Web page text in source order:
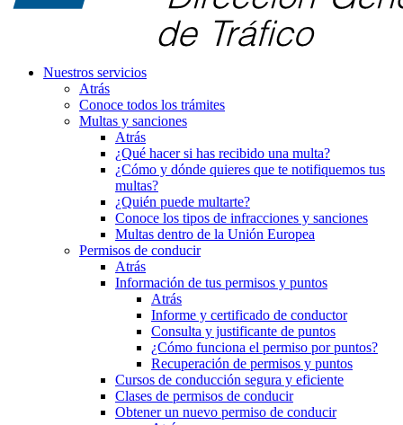
Nuestros servicios
Atrás
Conoce todos los trámites
Multas y sanciones
Atrás
¿Qué hacer si has recibido una multa?
¿Cómo y dónde quieres que te notifiquemos tus
multas?
¿Quién puede multarte?
Conoce los tipos de infracciones y sanciones
Multas dentro de la Unión Europea
Permisos de conducir
Atrás
Información de tus permisos y puntos
Atrás
Informe y certificado de conductor
Consulta y justificante de puntos
¿Cómo funciona el permiso por puntos?
Recuperación de permisos y puntos
Cursos de conducción segura y eficiente
Clases de permisos de conducir
Obtener un nuevo permiso de conducir